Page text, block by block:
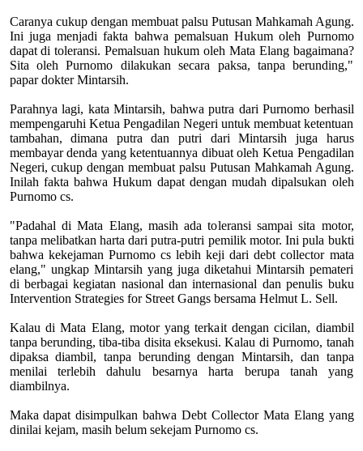
Caranya cukup dengan membuat palsu Putusan Mahkamah Agung.
Ini juga menjadi fakta bahwa pemalsuan Hukum oleh Purnomo
dapat di toleransi. Pemalsuan hukum oleh Mata Elang bagaimana?
Sita oleh Purnomo dilakukan secara paksa, tanpa berunding,"
papar dokter Mintarsih.
Parahnya lagi, kata Mintarsih, bahwa putra dari Purnomo berhasil
mempengaruhi Ketua Pengadilan Negeri untuk membuat ketentuan
tambahan, dimana putra dan putri dari Mintarsih juga harus
membayar denda yang ketentuannya dibuat oleh Ketua Pengadilan
Negeri, cukup dengan membuat palsu Putusan Mahkamah Agung.
Inilah fakta bahwa Hukum dapat dengan mudah dipalsukan oleh
Purnomo cs.
"Padahal di Mata Elang, masih ada toleransi sampai sita motor,
tanpa melibatkan harta dari putra-putri pemilik motor. Ini pula bukti
bahwa kekejaman Purnomo cs lebih keji dari debt collector mata
elang," ungkap Mintarsih yang juga diketahui Mintarsih pemateri
di berbagai kegiatan nasional dan internasional dan penulis buku
Intervention Strategies for Street Gangs bersama Helmut L. Sell.
Kalau di Mata Elang, motor yang terkait dengan cicilan, diambil
tanpa berunding, tiba-tiba disita eksekusi. Kalau di Purnomo, tanah
dipaksa diambil, tanpa berunding dengan Mintarsih, dan tanpa
menilai terlebih dahulu besarnya harta berupa tanah yang
diambilnya.
Maka dapat disimpulkan bahwa Debt Collector Mata Elang yang
dinilai kejam, masih belum sekejam Purnomo cs.